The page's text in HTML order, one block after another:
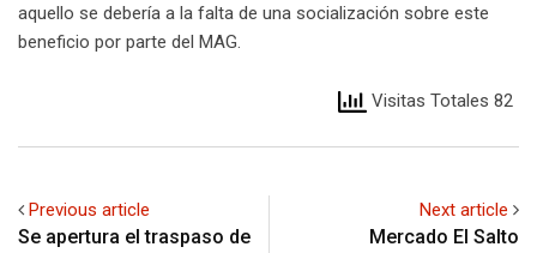
aquello se debería a la falta de una socialización sobre este
beneficio por parte del MAG.
Visitas Totales 82
Previous article
Se apertura el traspaso de
Next article
Mercado El Salto